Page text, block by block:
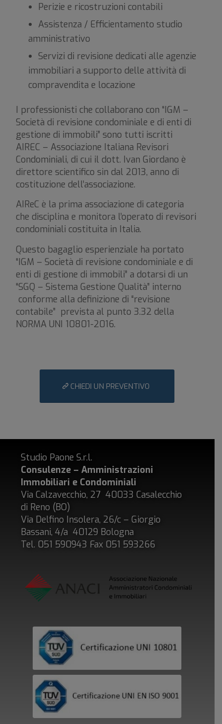
Perizie e ricostruzioni contabili
Assistenza / Efficientamento studio
amministrativo
Servizi di revisione dedicati alle agenzie
immobiliari a supporto delle attività di
compravendita e locazione
I professionisti che collaborano con “IGM –
Società di revisione condominiale e di enti di
gestione di immobili” sono tutti iscritti
AIREC – Associazione Italiana Revisori
Condominiali, di cui il dott. Ivan Giordano è
direttore scientifico sin dal 2013, anno di
costituzione dell’associazione.
AIReC è la prima associazione di categoria
che disciplina e monitora l’operato di revisori
condominiali costituita in Italia.
Questo bagaglio esperienziale ha portato
“IGM – Società di revisione condominiale e di
enti di gestione di immobili” a dotarsi di un
“SGQ – Sistema Gestione Qualità” interno
conforme alla definizione di “revisione
contabile” prevista al punto 3.32 della
NORMA UNI 10801-2016.
CHIEDI UN PREVENTIVO
Studio Paone S.r.l.
Consulenze – Amministrazioni
Immobiliari e Condominiali
Via Calzavecchio, 27 40033 Casalecchio
di Reno (BO)
Via Delfino Insolera, 26/c – Giorgio
Bassani, 4/a 40129 Bologna
Tel. 051 590943 Fax 051 593266